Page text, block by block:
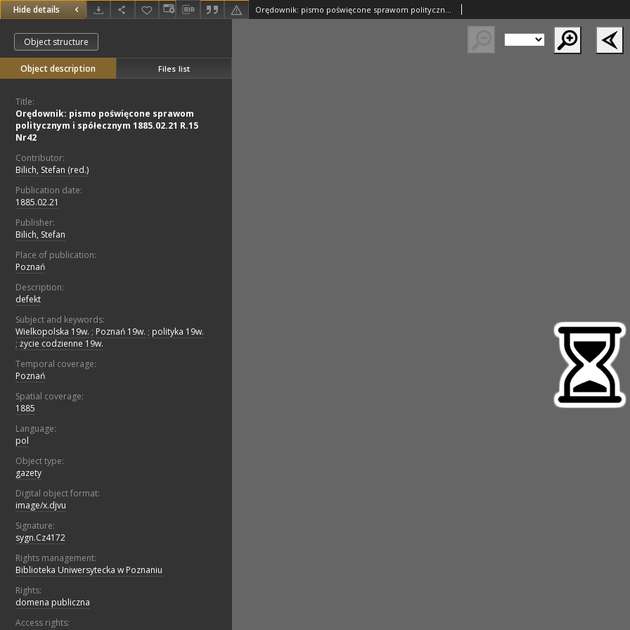
Hide details Orędownik: pismo poświęcone sprawom politycznym i spółecznym 1885.02.21 R.15 Nr42
Object structure
Object description Files list
Title:
Orędownik: pismo poświęcone sprawom
politycznym i spółecznym 1885.02.21 R.15
Nr42
Contributor:
Bilich, Stefan (red.)
Publication date:
1885.02.21
Publisher:
Bilich, Stefan
Place of publication:
Poznań
Description:
defekt
Subject and keywords:
Wielkopolska 19w. ; Poznań 19w. ; polityka 19w.
; życie codzienne 19w.
Temporal coverage:
Poznań
Spatial coverage:
1885
Language:
pol
Object type:
gazety
Digital object format:
image/x.djvu
Signature:
sygn.Cz4172
Rights management:
Biblioteka Uniwersytecka w Poznaniu
Rights:
domena publiczna
Access rights: